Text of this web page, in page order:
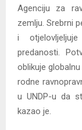
Agenciju za
zemlju. Srebrni
i
predanosti.
oblikuje
rodne
u UNDP-u da
kazao je.